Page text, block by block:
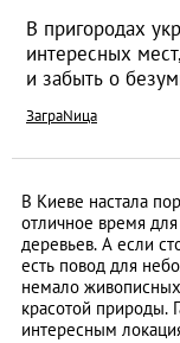
В пригородах
интересных
и забыть о
ЗаграNица
В Киеве настала
отличное время
деревьев. А если
есть повод для
немало
красотой природы.
интересным